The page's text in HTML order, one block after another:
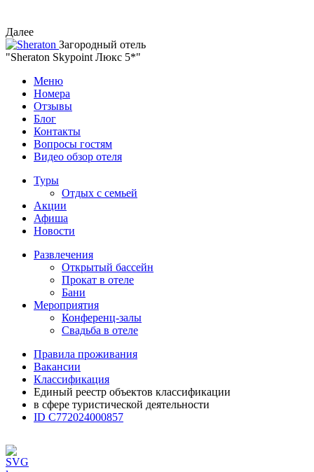
Далее
Загородный отель
"Sheraton Skypoint Люкс 5*"
Меню
Номера
Отзывы
Блог
Контакты
Вопросы гостям
Видео обзор отеля
Туры
Отдых с семьей
Акции
Афиша
Новости
Развлечения
Открытый бассейн
Прокат в отеле
Бани
Мероприятия
Конференц-залы
Свадьба в отеле
Правила проживания
Вакансии
Классификация
Единый реестр объектов классификации
в сфере туристической деятельности
ID С772024000857